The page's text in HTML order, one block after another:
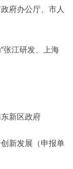
府办公厅、市人
江研发、上海
新区政府
新发展（申报单